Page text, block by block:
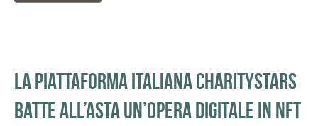
La piattaforma italiana CharityStars
batte all’asta un’opera digitale in NFT